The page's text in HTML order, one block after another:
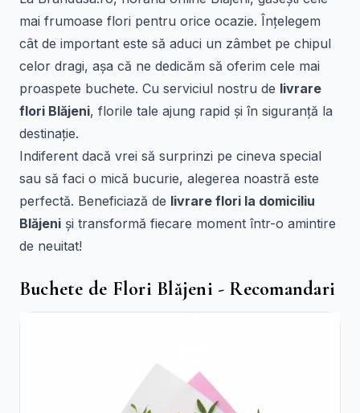
mai frumoase flori pentru orice ocazie. Înțelegem
cât de important este să aduci un zâmbet pe chipul
celor dragi, așa că ne dedicăm să oferim cele mai
proaspete buchete. Cu serviciul nostru de livrare
flori Blăjeni, florile tale ajung rapid și în siguranță la
destinație.
Indiferent dacă vrei să surprinzi pe cineva special
sau să faci o mică bucurie, alegerea noastră este
perfectă. Beneficiază de livrare flori la domiciliu
Blăjeni și transformă fiecare moment într-o amintire
de neuitat!
Buchete de Flori Blăjeni - Recomandari